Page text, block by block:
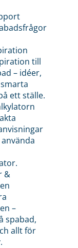
till
– idéer,
ett ställe.
&
–
spabad,
allt för